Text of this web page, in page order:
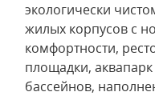
экологически
жилых корпусов с
комфортности,
площадки,
бассейнов,